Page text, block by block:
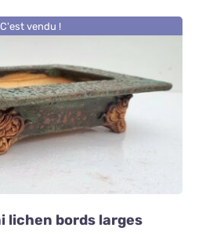
C'est vendu !
DÉTAILS
lichen bords larges